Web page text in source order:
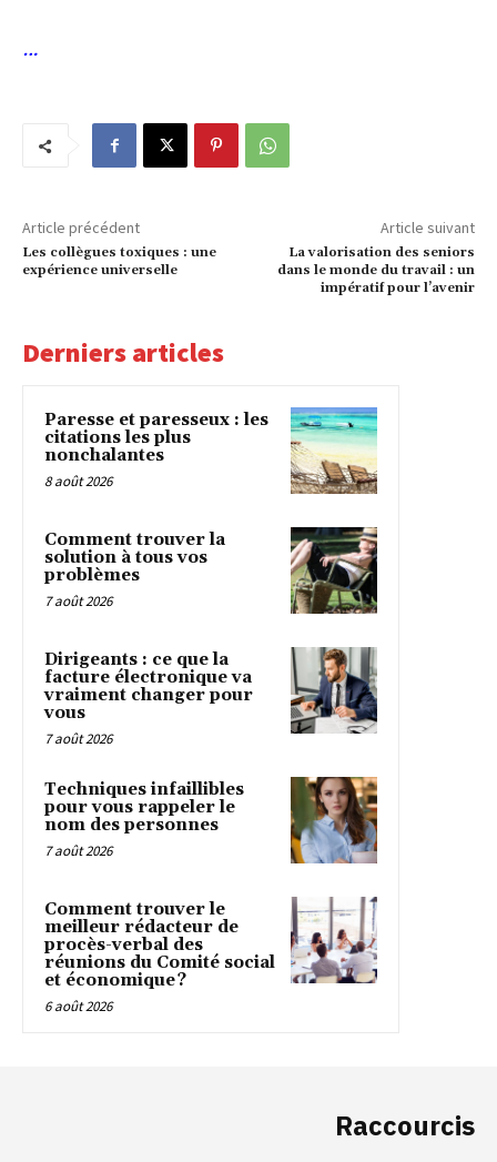
…
Article précédent
Les collègues toxiques : une
expérience universelle
Article suivant
La valorisation des seniors
dans le monde du travail : un
impératif pour l’avenir
Derniers articles
Paresse et paresseux : les
citations les plus
nonchalantes
8 août 2026
Comment trouver la
solution à tous vos
problèmes
7 août 2026
Dirigeants : ce que la
facture électronique va
vraiment changer pour
vous
7 août 2026
Techniques infaillibles
pour vous rappeler le
nom des personnes
7 août 2026
Comment trouver le
meilleur rédacteur de
procès-verbal des
réunions du Comité social
et économique ?
6 août 2026
Raccourcis